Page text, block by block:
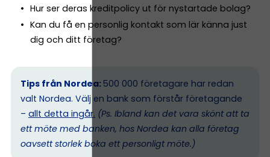
Hur ser deras kreditpolicy ut för nystartade bolag?
Kan du få en personlig kontakt som lär känna just
dig och ditt företag?
Tips från Nordea: 500 000 företagare har redan
valt Nordea. Välj en bank som förstår företagande
– allt detta ingår. (Ps. Ibland kan det vara skönt att ta
ett möte med banken, hos Nordea kan alla företag
oavsett storlek boka ett personligt möte.)